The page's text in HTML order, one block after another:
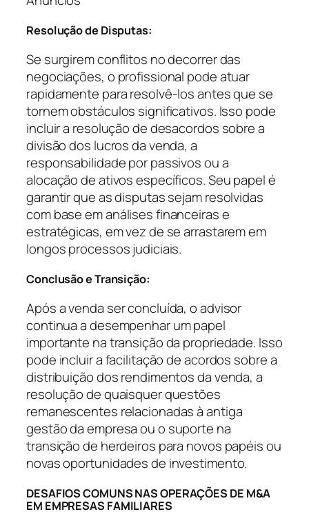
Resolução de Disputas:
Se surgirem conflitos no decorrer das
negociações, o profissional pode atuar
rapidamente para resolvê-los antes que se
tornem obstáculos significativos. Isso pode
incluir a resolução de desacordos sobre a
divisão dos lucros da venda, a
responsabilidade por passivos ou a
alocação de ativos específicos. Seu papel é
garantir que as disputas sejam resolvidas
com base em análises financeiras e
estratégicas, em vez de se arrastarem em
longos processos judiciais.
Conclusão e Transição:
Após a venda ser concluída, o advisor
continua a desempenhar um papel
importante na transição da propriedade. Isso
pode incluir a facilitação de acordos sobre a
distribuição dos rendimentos da venda, a
resolução de quaisquer questões
remanescentes relacionadas à antiga
gestão da empresa ou o suporte na
transição de herdeiros para novos papéis ou
novas oportunidades de investimento.
DESAFIOS COMUNS NAS OPERAÇÕES DE M&A
EM EMPRESAS FAMILIARES